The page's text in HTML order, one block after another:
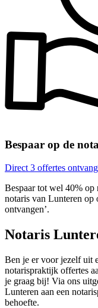
Bespaar op de
Direct 3 offertes
Bespaar tot wel 40% op
notaris van Lunteren
ontvangen’.
Notaris
Ben je er voor jezelf uit
notarispraktijk offertes
je graag bij! Via ons
Lunteren aan een
behoefte.